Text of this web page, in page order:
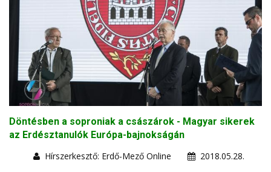
Döntésben a soproniak a császárok - Magyar sikerek
az Erdésztanulók Európa-bajnokságán
Hírszerkesztő: Erdő-Mező Online
2018.05.28.